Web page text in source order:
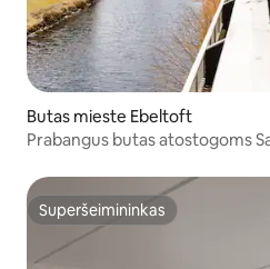
Butas mieste Ebeltoft
Prabangus butas atostogoms
Superšeimininkas
Superšeimininkas